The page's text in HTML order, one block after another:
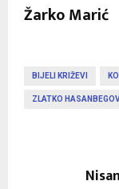
Žarko Marić
BIJELI KRIŽEVI
ZLATKO